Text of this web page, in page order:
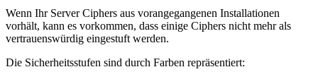
Wenn Ihr Server Ciphers aus vorangegangenen Installationen
vorhält, kann es vorkommen, dass einige Ciphers nicht mehr als
vertrauenswürdig eingestuft werden.
Die Sicherheitsstufen sind durch Farben repräsentiert: